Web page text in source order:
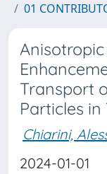
01
Transport
Particles in
Chiarini,
2024-01-01